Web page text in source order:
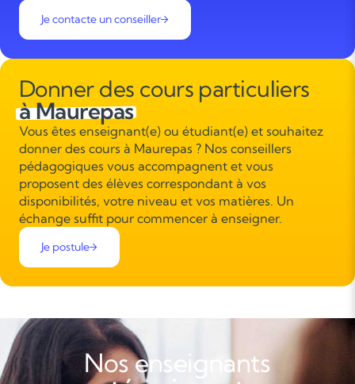
Je contacte un conseiller
Donner des cours particuliers
à Maurepas
Vous êtes enseignant(e) ou étudiant(e) et souhaitez
donner des cours à Maurepas ? Nos conseillers
pédagogiques vous accompagnent et vous
proposent des élèves correspondant à vos
disponibilités, votre niveau et vos matières. Un
échange suffit pour commencer à enseigner.
Je postule
Nos enseignants